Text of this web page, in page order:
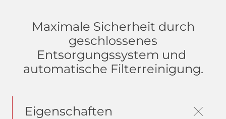
Maximale Sicherheit durch
geschlossenes
Entsorgungssystem und
automatische Filterreinigung.
Eigenschaften